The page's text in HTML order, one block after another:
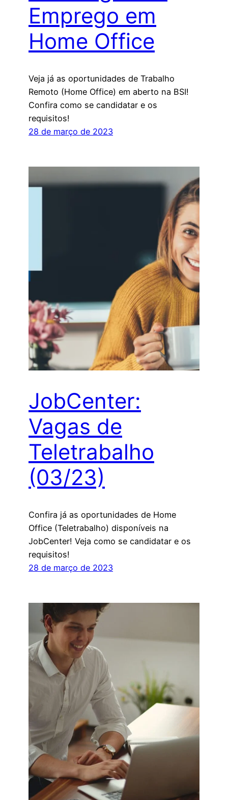
Emprego em
Home Office
Veja já as oportunidades de Trabalho
Remoto (Home Office) em aberto na BSI!
Confira como se candidatar e os
requisitos!
28 de março de 2023
JobCenter:
Vagas de
Teletrabalho
(03/23)
Confira já as oportunidades de Home
Office (Teletrabalho) disponíveis na
JobCenter! Veja como se candidatar e os
requisitos!
28 de março de 2023